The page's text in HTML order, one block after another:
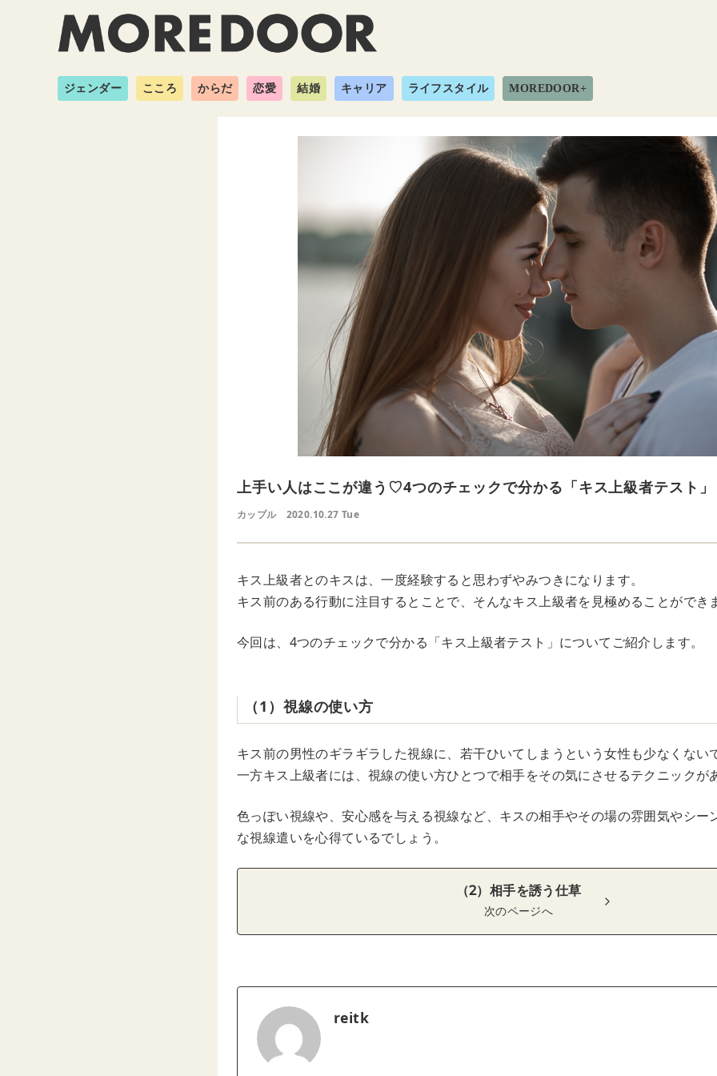
ジェンダー こころ からだ 恋愛 結婚 キャリア ライフスタイル MOREDOOR+
上手い人はここが違う♡4つのチェックで分かる「キス上級者テスト」
カップル 2020.10.27 Tue
キス上級者とのキスは、一度経験すると思わずやみつきになります。
キス前のある行動に注目するとことで、そんなキス上級者を見極めることができ
今回は、4つのチェックで分かる「キス上級者テスト」についてご紹介します。
（1）視線の使い方
キス前の男性のギラギラした視線に、若干ひいてしまうという女性も少なくない
一方キス上級者には、視線の使い方ひとつで相手をその気にさせるテクニックが
色っぽい視線や、安心感を与える視線など、キスの相手やその場の雰囲気やシー
な視線遣いを心得ているでしょう。
（2）相手を誘う仕草
次のページへ
reitk